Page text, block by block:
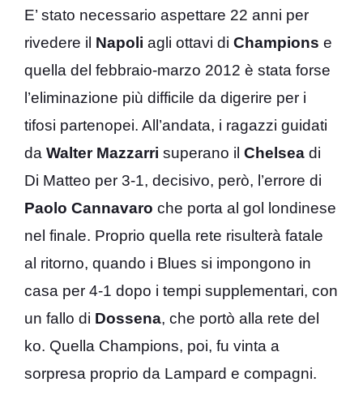
E’ stato necessario aspettare 22 anni per
rivedere il Napoli agli ottavi di Champions e
quella del febbraio-marzo 2012 è stata forse
l’eliminazione più difficile da digerire per i
tifosi partenopei. All’andata, i ragazzi guidati
da Walter Mazzarri superano il Chelsea di
Di Matteo per 3-1, decisivo, però, l’errore di
Paolo Cannavaro che porta al gol londinese
nel finale. Proprio quella rete risulterà fatale
al ritorno, quando i Blues si impongono in
casa per 4-1 dopo i tempi supplementari, con
un fallo di Dossena, che portò alla rete del
ko. Quella Champions, poi, fu vinta a
sorpresa proprio da Lampard e compagni.